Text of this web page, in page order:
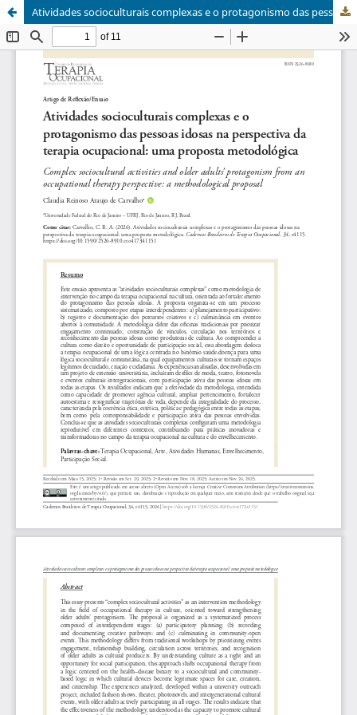
Atividades socioculturais complexas e o protagonismo das pessoas idosas na perspectiva da terapia ocupacional: uma proposta metodológica